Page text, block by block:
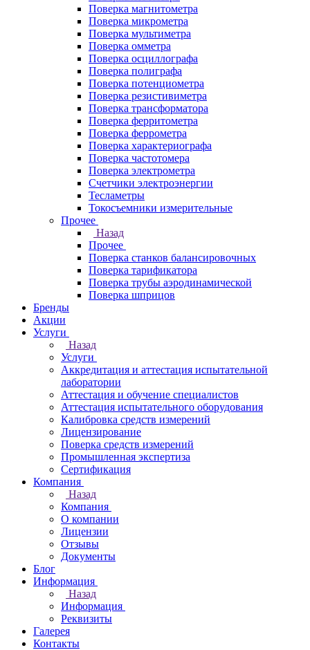
Поверка магнитометра
Поверка микрометра
Поверка мультиметра
Поверка омметра
Поверка осциллографа
Поверка полиграфа
Поверка потенциометра
Поверка резистивиметра
Поверка трансформатора
Поверка ферритометра
Поверка феррометра
Поверка характериографа
Поверка частотомера
Поверка электрометра
Счетчики электроэнергии
Тесламетры
Токосъемники измерительные
Прочее
Назад
Прочее
Поверка станков балансировочных
Поверка тарификатора
Поверка трубы аэродинамической
Поверка шприцов
Бренды
Акции
Услуги
Назад
Услуги
Аккредитация и аттестация испытательной
лаборатории
Аттестация и обучение специалистов
Аттестация испытательного оборудования
Калибровка средств измерений
Лицензирование
Поверка средств измерений
Промышленная экспертиза
Сертификация
Компания
Назад
Компания
О компании
Лицензии
Отзывы
Документы
Блог
Информация
Назад
Информация
Реквизиты
Галерея
Контакты